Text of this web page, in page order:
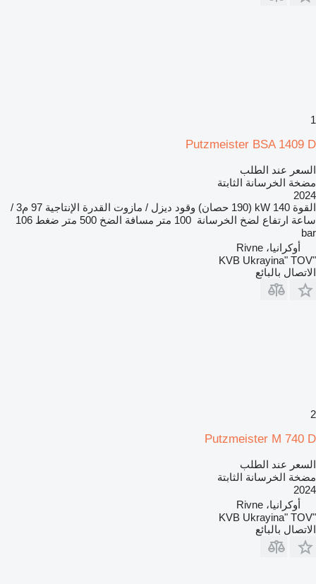
1
Putzmeister BSA 1409 D
السعر عند الطلب
مضخة الخرسانة الثابتة
2024
القوة 140 kW (190 حصان) وقود ديزل / مازوت القدرة الإنتاجية
97 م3 /
ساعة ارتفاع لضخ الخرسانة 100 متر مسافة الضخ 500 متر ضغط 106
bar
أوكرانيا، Rivne
"KVB Ukrayina" TOV
الاتصال بالبائع
2
Putzmeister M 740 D
السعر عند الطلب
مضخة الخرسانة الثابتة
2024
أوكرانيا، Rivne
"KVB Ukrayina" TOV
الاتصال بالبائع